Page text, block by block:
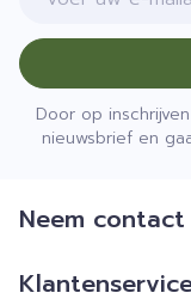
Door op
nieuwsbrief en
Neem